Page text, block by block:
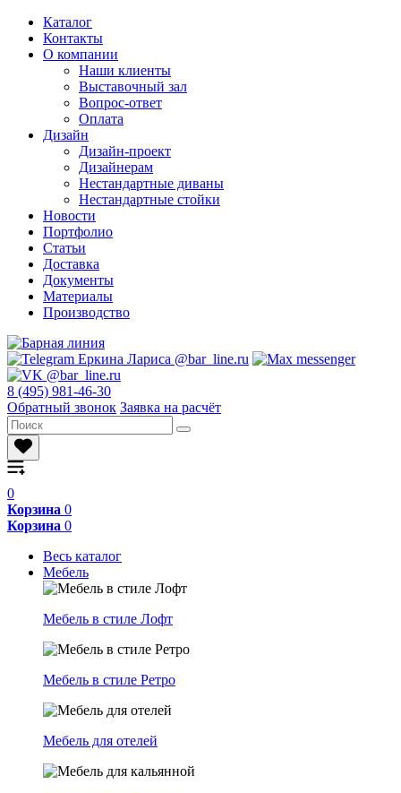
Каталог
Контакты
О компании
Наши клиенты
Выставочный зал
Вопрос-ответ
Оплата
Дизайн
Дизайн-проект
Дизайнерам
Нестандартные диваны
Нестандартные стойки
Новости
Портфолио
Статьи
Доставка
Документы
Материалы
Производство
8 (495) 981-46-30
Обратный звонок Заявка на расчёт
0
Корзина 0
Корзина 0
Весь каталог
Мебель
Мебель в стиле Лофт
Мебель в стиле Ретро
Мебель для отелей